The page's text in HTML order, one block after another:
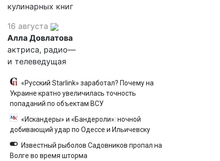
кулинарных книг
16 августа
Алла Довлатова
актриса, радио—
и телеведущая
«Русский Starlink» заработал? Почему на
Украине кратно увеличилась точность
попаданий по объектам ВСУ
«Искандеры» и «Бандероли»: ночной
добивающий удар по Одессе и Ильичевску
Известный рыболов Садовников пропал на
Волге во время шторма